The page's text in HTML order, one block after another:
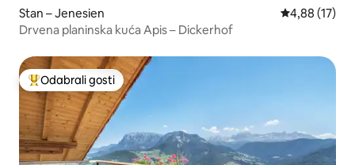
Stan – Jenesien Prosječna
4,88 (17)
Drvena planinska kuća Apis – Dickerhof
Među najviše rangiranima s oznakom „Odabrali gosti”
Odabrali gosti